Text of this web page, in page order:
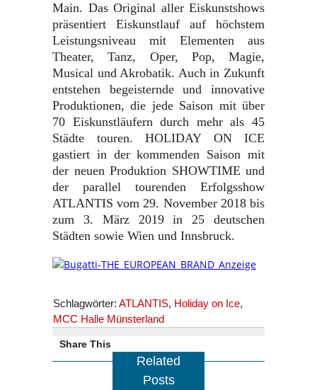
Main. Das Original aller Eiskunstshows
präsentiert Eiskunstlauf auf höchstem
Leistungsniveau mit Elementen aus
Theater, Tanz, Oper, Pop, Magie,
Musical und Akrobatik. Auch in Zukunft
entstehen begeisternde und innovative
Produktionen, die jede Saison mit über
70 Eiskunstläufern durch mehr als 45
Städte touren. HOLIDAY ON ICE
gastiert in der kommenden Saison mit
der neuen Produktion SHOWTIME und
der parallel tourenden Erfolgsshow
ATLANTIS vom 29. November 2018 bis
zum 3. März 2019 in 25 deutschen
Städten sowie Wien und Innsbruck.
Schlagwörter: ATLANTIS, Holiday on Ice,
MCC Halle Münsterland
Share This
Related
Posts